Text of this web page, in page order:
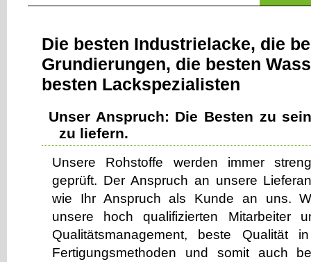
Die besten Industrielacke, die
Grundierungen, die besten
besten Lackspezialisten
Unser Anspruch: Die Besten zu
zu liefern.
Unsere Rohstoffe werden immer
geprüft. Der Anspruch an unsere
wie Ihr Anspruch als Kunde an uns.
unsere hoch qualifizierten Mitarbeiter
Qualitätsmanagement, beste Qualität
Fertigungsmethoden und somit auch